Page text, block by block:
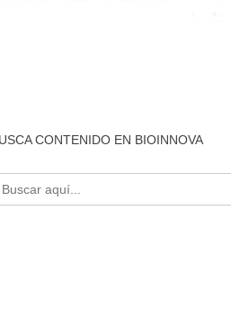
CONTENIDO EN BIOINNOVA